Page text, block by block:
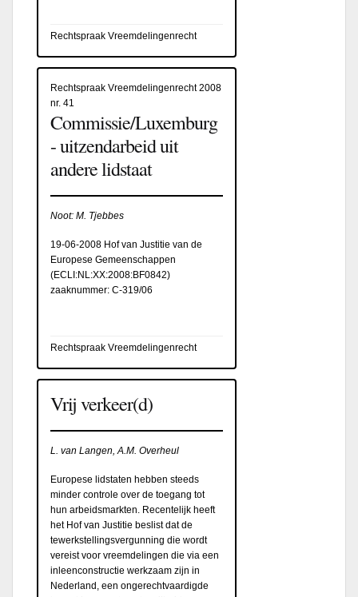
Rechtspraak Vreemdelingenrecht
Rechtspraak Vreemdelingenrecht 2008
nr. 41
Commissie/Luxemburg
- uitzendarbeid uit
andere lidstaat
Noot: M. Tjebbes
19-06-2008 Hof van Justitie van de
Europese Gemeenschappen
(ECLI:NL:XX:2008:BF0842)
zaaknummer: C-319/06
Rechtspraak Vreemdelingenrecht
Vrij verkeer(d)
L. van Langen, A.M. Overheul
Europese lidstaten hebben steeds
minder controle over de toegang tot
hun arbeidsmarkten. Recentelijk heeft
het Hof van Justitie beslist dat de
tewerkstellingsvergunning die wordt
vereist voor vreemdelingen die via een
inleenconstructie werkzaam zijn in
Nederland, een ongerechtvaardigde